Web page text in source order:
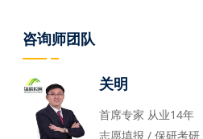
咨询师团队
关明
首席专家 从业14年
志愿填报 / 保研考